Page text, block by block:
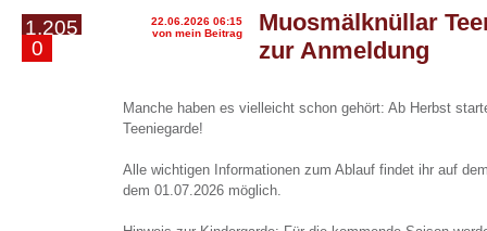
1.205
0
22.06.2026 06:15
von mein Beitrag
Muosmälknüllar
zur Anmeldung
Manche haben es vielleicht schon gehört: Ab Herbst
Teeniegarde!
Alle wichtigen Informationen zum Ablauf findet ihr auf
dem 01.07.2026 möglich.